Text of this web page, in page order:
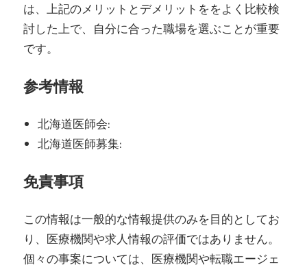
は、上記のメリットとデメリットををよく比較検
討した上で、自分に合った職場を選ぶことが重要
です。
参考情報
北海道医師会:
北海道医師募集:
免責事項
この情報は一般的な情報提供のみを目的としてお
り、医療機関や求人情報の評価ではありません。
個々の事案については、医療機関や転職エージェ